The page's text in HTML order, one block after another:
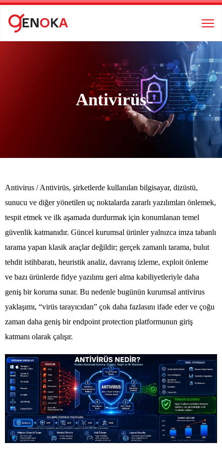
Antivirüs
Antivirus / Antivirüs, şirketlerde kullanılan bilgisayar, dizüstü,
sunucu ve diğer yönetilen uç noktalarda zararlı yazılımları önlemek,
tespit etmek ve ilk aşamada durdurmak için konumlanan temel
güvenlik katmanıdır. Güncel kurumsal ürünler yalnızca imza tabanlı
tarama yapan klasik araçlar değildir; gerçek zamanlı tarama, bulut
tehdit istihbaratı, heuristik analiz, davranış izleme, exploit önleme
ve bazı ürünlerde fidye yazılımı geri alma kabiliyetleriyle daha
geniş bir koruma sunar. Bu nedenle bugünün kurumsal antivirus
yaklaşımı, “virüs tarayıcıdan” çok daha fazlasını ifade eder ve çoğu
zaman daha geniş bir endpoint protection platformunun giriş
katmanı olarak çalışır.